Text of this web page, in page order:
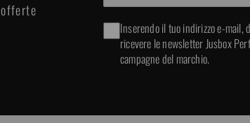
Inserendo il tuo indirizzo e-mail,
ricevere le newsletter Jusbox
campagne del marchio.